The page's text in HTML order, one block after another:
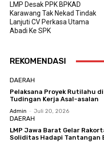
LMP Desak PPK BPKAD
Karawang Tak Nekad Tindak
Lanjuti CV Perkasa Utama
Abadi Ke SPK
REKOMENDASI
DAERAH
Pelaksana Proyek Rutilahu
Tudingan Kerja Asal-asalan
Admin - Juli 20, 2026
DAERAH
LMP Jawa Barat Gelar
Soliditas Hadapi Tantangan